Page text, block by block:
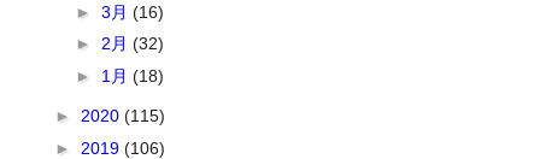
►3月(16)
►2月(32)
► 1月(18)
►2020(115)
► 2019(106)